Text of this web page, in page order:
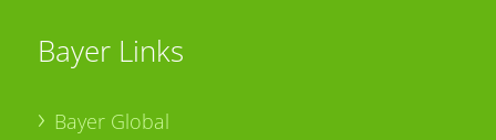
Bayer Links
Bayer Global